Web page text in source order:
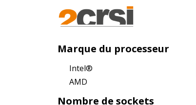
Marque du processeur
Intel®
AMD
Nombre de sockets